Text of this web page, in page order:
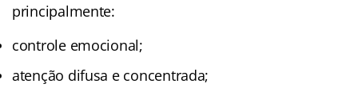
principalmente:
controle emocional;
atenção difusa e concentrada;